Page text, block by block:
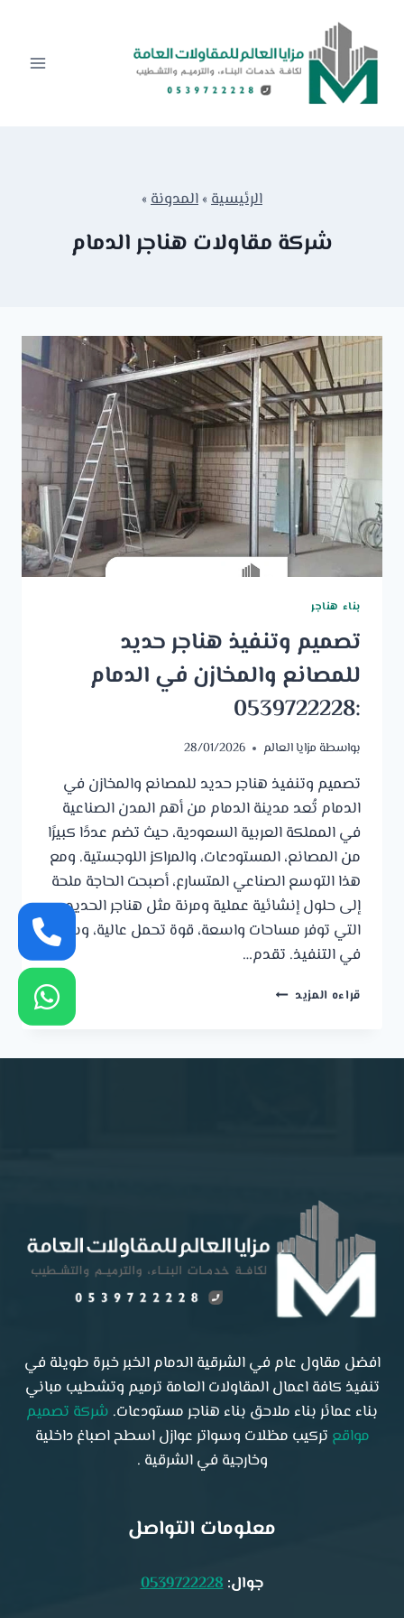
المحتوى
الرئيسية»المدونة»
شركة مقاولات هناجر الدمام
بناء هناجر
تصميم وتنفيذ هناجر حديد
للمصانع والمخازن في الدمام
:0539722228
بواسطة مزايا العالم 28/01/2026
تصميم وتنفيذ هناجر حديد للمصانع والمخازن في
الدمام تُعد مدينة الدمام من أهم المدن الصناعية
في المملكة العربية السعودية، حيث تضم عددًا كبيرًا
من المصانع، المستودعات، والمراكز اللوجستية. ومع
هذا التوسع الصناعي المتسارع، أصبحت الحاجة ملحة
إلى حلول إنشائية عملية ومرنة مثل هناجر الحديد
التي توفر مساحات واسعة، قوة تحمل عالية، وسرعة
في التنفيذ. تقدم…
قراءه المزيد تصميم
افضل مقاول عام في الشرقية الدمام الخبر خبرة طويلة في
تنفيذ كافة اعمال المقاولات العامة ترميم وتشطيب مباني
بناء عمائر بناء ملاحق بناء هناجر مستودعات. شركة تصميم
مواقع تركيب مظلات وسواتر عوازل اسطح اصباغ داخلية
وخارجية في الشرقية .
معلومات التواصل
جوال:0539722228